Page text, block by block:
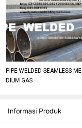
PIPE WELDED SEAMLESS ME
DIUM GAS
Informasi Produk